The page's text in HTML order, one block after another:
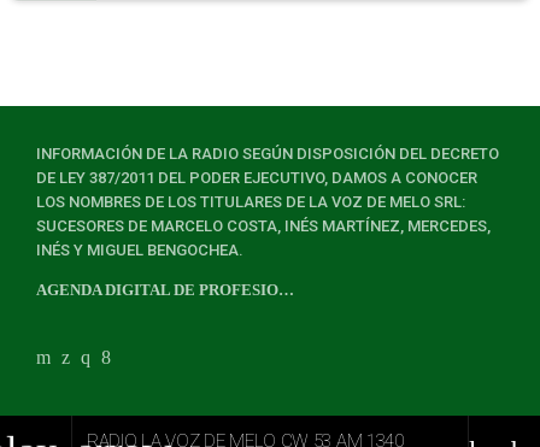
RADIO LA VOZ DE MELO CW 53 AM 1340
INFORMACIÓN DE LA RADIO SEGÚN DISPOSICIÓN DEL DECRETO
DE LEY 387/2011 DEL PODER EJECUTIVO, DAMOS A CONOCER
LOS NOMBRES DE LOS TITULARES DE LA VOZ DE MELO SRL:
SUCESORES DE MARCELO COSTA, INÉS MARTÍNEZ, MERCEDES,
INÉS Y MIGUEL BENGOCHEA.
AGENDA DIGITAL DE PROFESIONALES